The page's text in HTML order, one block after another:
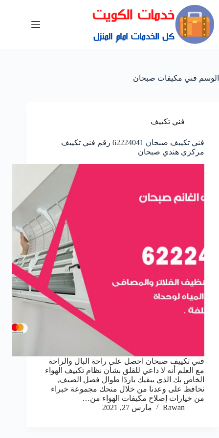
الوسم فني مكيفات صبحان
فني تكييف
فني تكييف صبحان 62224041 رقم فني تكييف
مركزي هندي صبحان
فني تكييف صبحان احصل على راحة البال والراحة
مع العلم أنه لا داعي للقلق بشأن نظام تكييف الهواء
الخاص بك الذي يبقيك باردًا طوال فصل الصيف,
نحافظ على وعدنا من خلال منحك مجموعة خبراء
من خيارات إصلاح مكيفات الهواء من…
Rawan
مارس 27, 2021